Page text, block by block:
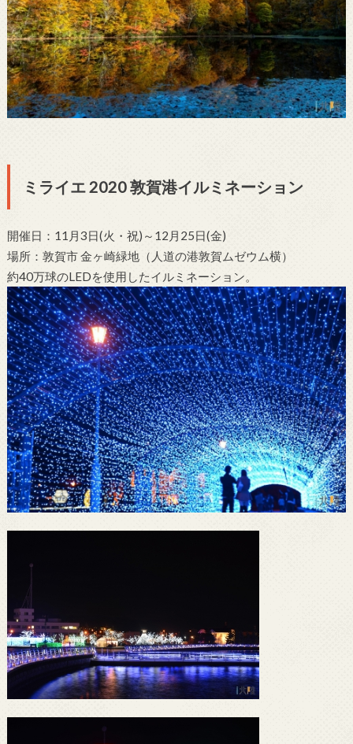
ミライエ 2020 敦賀港イルミネーション
開催日：11月3日(火・祝)～12月25日(金)
場所：敦賀市 金ヶ崎緑地（人道の港敦賀ムゼウム横）
約40万球のLEDを使用したイルミネーション。